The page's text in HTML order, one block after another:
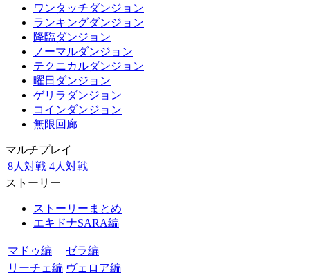
ワンタッチダンジョン
ランキングダンジョン
降臨ダンジョン
ノーマルダンジョン
テクニカルダンジョン
曜日ダンジョン
ゲリラダンジョン
コインダンジョン
無限回廊
マルチプレイ
8人対戦 4人対戦
ストーリー
ストーリーまとめ
エキドナSARA編
マドゥ編
ゼラ編
リーチェ編 ヴェロア編